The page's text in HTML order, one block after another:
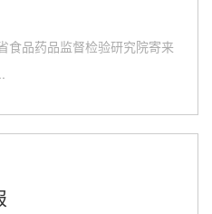
食品药品监督检验研究院寄来